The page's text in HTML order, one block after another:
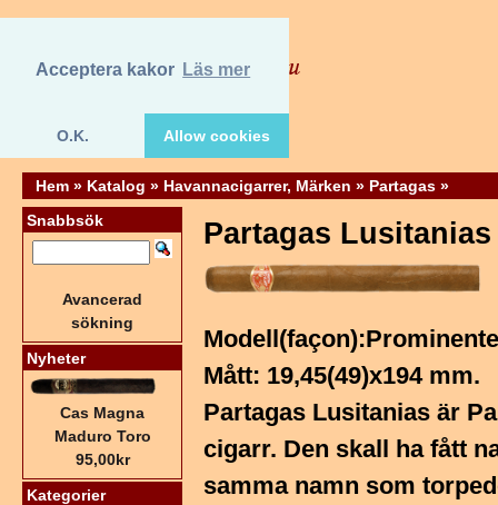
Acceptera kakor Läs mer
O.K. Allow cookies
Hem » Katalog » Havannacigarrer, Märken » Partagas »
Partagas Lusitanias
Mått: 19,45(49)x194 mm.
Partagas Lusitanias är
cigarr. Den skall ha fått
samma namn som
Snabbsök
Avancerad
sökning
Nyheter
Cas Magna
Maduro Toro
95,00kr
Kategorier